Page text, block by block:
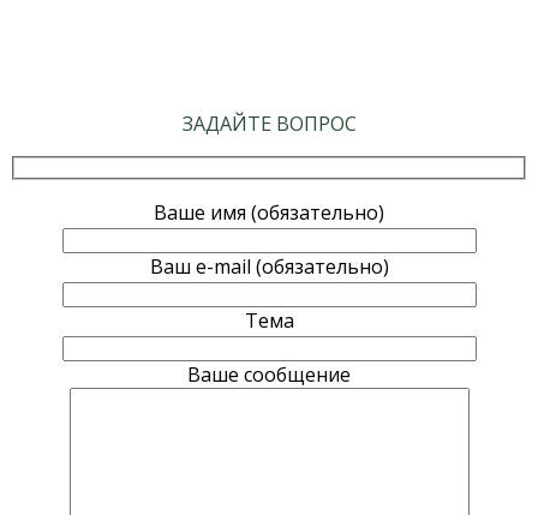
ЗАДАЙТЕ ВОПРОС
Ваше имя (обязательно)
Ваш e-mail (обязательно)
Тема
Ваше сообщение